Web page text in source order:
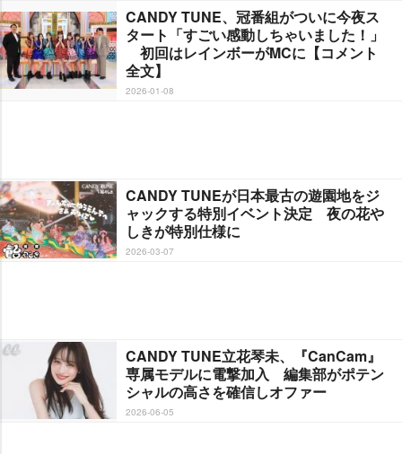
CANDY TUNE、冠番組がついに今夜ス
タート「すごい感動しちゃいました！」
初回はレインボーがMCに【コメント
全文】
2026-01-08
CANDY TUNEが日本最古の遊園地をジ
ャックする特別イベント決定 夜の花
しきが特別仕様に
2026-03-07
CANDY TUNE立花琴未、『CanCam』
専属モデルに電撃加入 編集部がポテン
シャルの高さを確信しオファー
2026-06-05